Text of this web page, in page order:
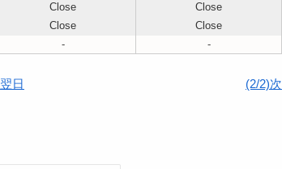
Close
Close
Close
Close
- -
翌日 (2/2)次